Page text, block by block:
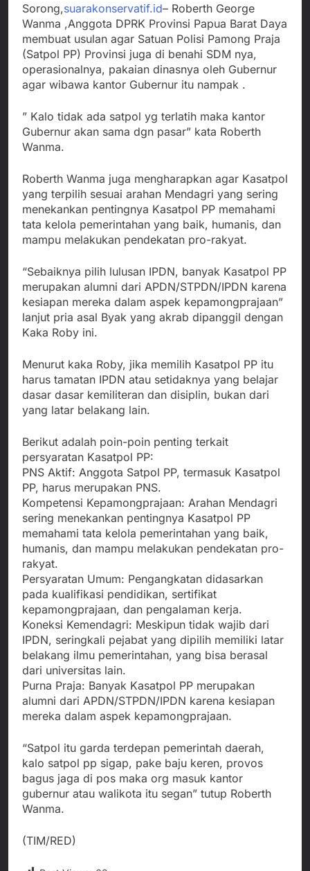
Sorong,suarakonservatif.id– Roberth George
Wanma ,Anggota DPRK Provinsi Papua Barat Daya
membuat usulan agar Satuan Polisi Pamong Praja
(Satpol PP) Provinsi juga di benahi SDM nya,
operasionalnya, pakaian dinasnya oleh Gubernur
agar wibawa kantor Gubernur itu nampak .
” Kalo tidak ada satpol yg terlatih maka kantor
Gubernur akan sama dgn pasar” kata Roberth
Wanma.
Roberth Wanma juga mengharapkan agar Kasatpol
yang terpilih sesuai arahan Mendagri yang sering
menekankan pentingnya Kasatpol PP memahami
tata kelola pemerintahan yang baik, humanis, dan
mampu melakukan pendekatan pro-rakyat.
“Sebaiknya pilih lulusan IPDN, banyak Kasatpol PP
merupakan alumni dari APDN/STPDN/IPDN karena
kesiapan mereka dalam aspek kepamongprajaan”
lanjut pria asal Byak yang akrab dipanggil dengan
Kaka Roby ini.
Menurut kaka Roby, jika memilih Kasatpol PP itu
harus tamatan IPDN atau setidaknya yang belajar
dasar dasar kemiliteran dan disiplin, bukan dari
yang latar belakang lain.
Berikut adalah poin-poin penting terkait
persyaratan Kasatpol PP:
PNS Aktif: Anggota Satpol PP, termasuk Kasatpol
PP, harus merupakan PNS.
Kompetensi Kepamongprajaan: Arahan Mendagri
sering menekankan pentingnya Kasatpol PP
memahami tata kelola pemerintahan yang baik,
humanis, dan mampu melakukan pendekatan pro-
rakyat.
Persyaratan Umum: Pengangkatan didasarkan
pada kualifikasi pendidikan, sertifikat
kepamongprajaan, dan pengalaman kerja.
Koneksi Kemendagri: Meskipun tidak wajib dari
IPDN, seringkali pejabat yang dipilih memiliki latar
belakang ilmu pemerintahan, yang bisa berasal
dari universitas lain.
Purna Praja: Banyak Kasatpol PP merupakan
alumni dari APDN/STPDN/IPDN karena kesiapan
mereka dalam aspek kepamongprajaan.
“Satpol itu garda terdepan pemerintah daerah,
kalo satpol pp sigap, pake baju keren, provos
bagus jaga di pos maka org masuk kantor
gubernur atau walikota itu segan” tutup Roberth
Wanma.
(TIM/RED)